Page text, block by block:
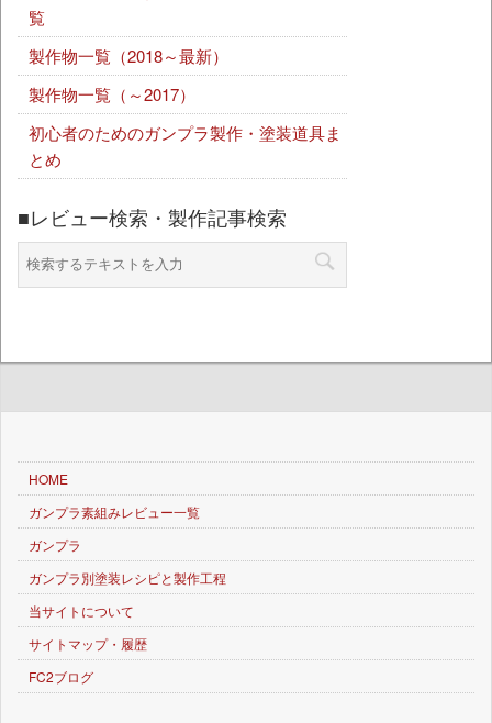
覧
製作物一覧（2018～最新）
製作物一覧（～2017）
初心者のためのガンプラ製作・塗装道具ま
とめ
■レビュー検索・製作記事検索
HOME
ガンプラ素組みレビュー一覧
ガンプラ
ガンプラ別塗装レシピと製作工程
当サイトについて
サイトマップ・履歴
FC2ブログ